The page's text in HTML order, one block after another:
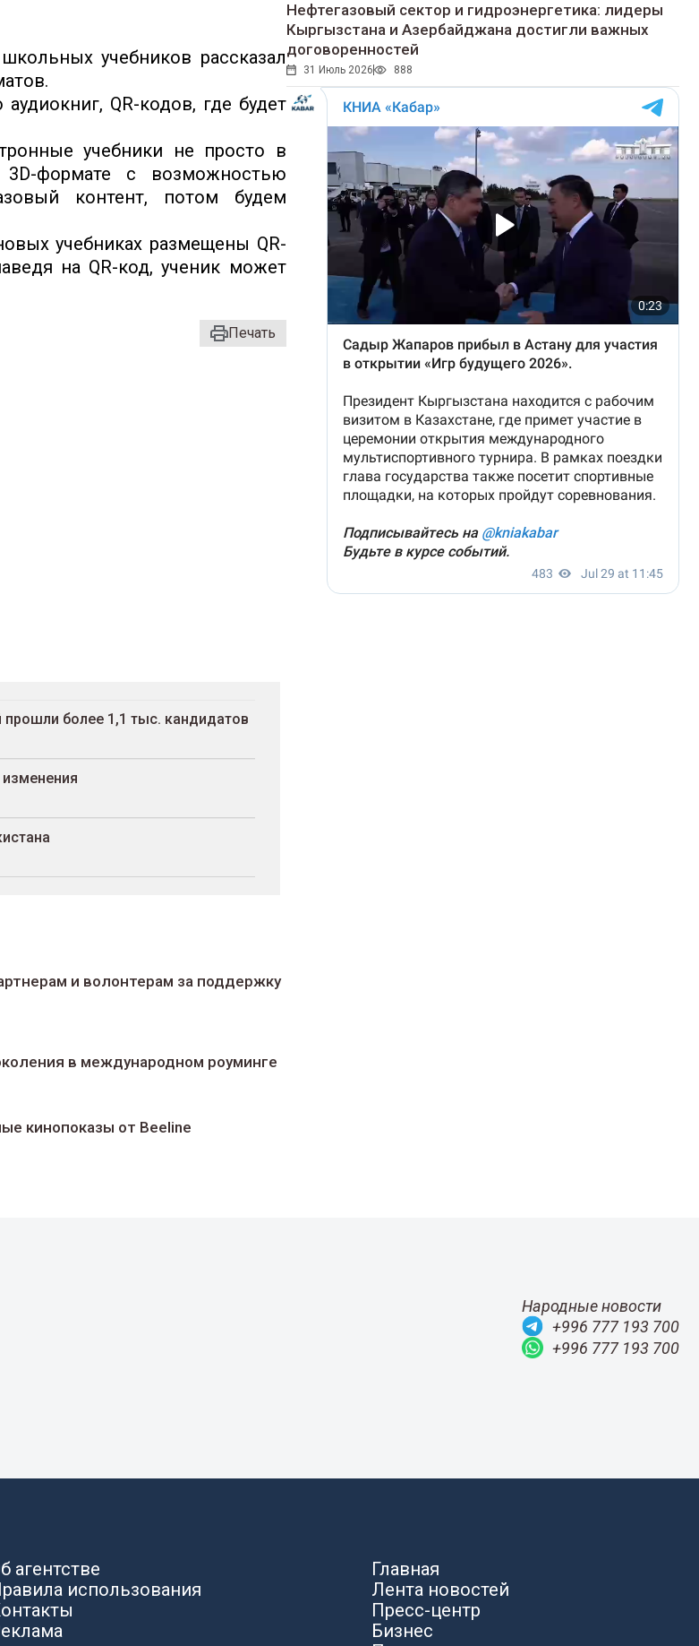
учебников рассказал
QR-кодов, где будет
учебники не просто в
формате с возможностью
контент, потом будем
учебниках размещены QR-
на QR-код, ученик может
Печать
Нефтегазовый сектор и гидроэнергетика: лидеры
Кыргызстана и Азербайджана достигли важных
договоренностей
31 Июль 2026 888
прошли более 1,1 тыс. кандидатов
и волонтерам за поддержку
в международном роуминге
кинопоказы от Beeline
Народные новости
+996 777 193 700
+996 777 193 700
агентстве
использования
Главная
Лента новостей
Пресс-центр
Бизнес